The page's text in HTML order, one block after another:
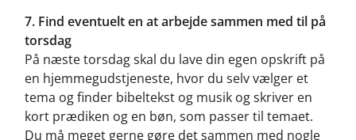
7. Find eventuelt en at arbejde sammen med til på
torsdag
På næste torsdag skal du lave din egen opskrift på
en hjemmegudstjeneste, hvor du selv vælger et
tema og finder bibeltekst og musik og skriver en
kort prædiken og en bøn, som passer til temaet.
Du må meget gerne gøre det sammen med nogle